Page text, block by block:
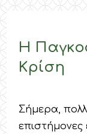
Η
Κρίση
Σήμερα,